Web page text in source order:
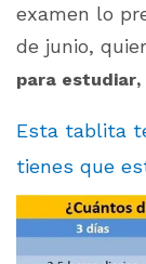
examen lo
de junio,
para
Esta tablita
tienes que